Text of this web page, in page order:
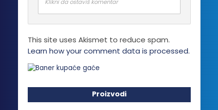
Klikni da ostaviš komentar
This site uses Akismet to reduce spam.
Learn how your comment data is processed.
Proizvodi